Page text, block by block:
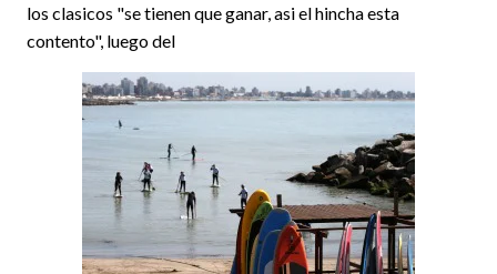
los clasicos "se tienen que ganar, asi el hincha esta
contento", luego del